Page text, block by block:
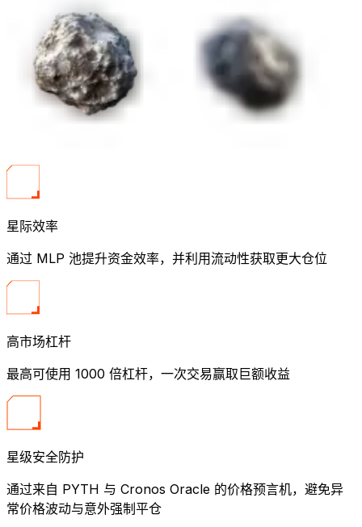
星际效率
通过 MLP 池提升资金效率，并利用流动性获取更大仓位
高市场杠杆
最高可使用 1000 倍杠杆，一次交易赢取巨额收益
星级安全防护
通过来自 PYTH 与 Cronos Oracle 的价格预言机，避免异
常价格波动与意外强制平仓